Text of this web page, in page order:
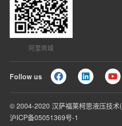
阿里商城
Follow us
© 2004-2020 汉萨福莱柯思液压技术
沪ICP备05051369号-1